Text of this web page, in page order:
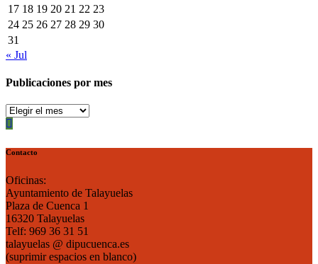
17 18 19 20 21 22 23
24 25 26 27 28 29 30
31
« Jul
Publicaciones por mes
Publicaciones
por
Contacto
Oficinas:
Ayuntamiento de Talayuelas
Plaza de Cuenca 1
16320 Talayuelas
Telf: 969 36 31 51
talayuelas @ dipucuenca.es
(suprimir espacios en blanco)